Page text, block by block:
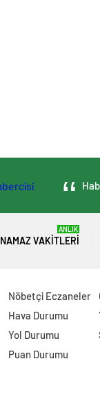
NAMAZ VAKITLERI
ANLIK
Nöbetçi Eczaneler
Hava Durumu
Yol Durumu
Puan Durumu